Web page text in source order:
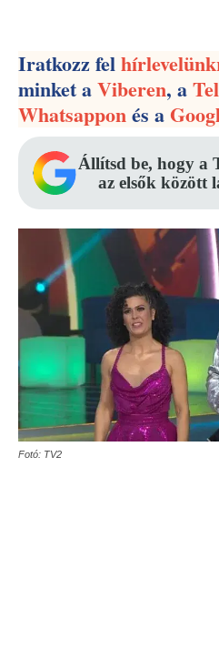
Iratkozz fel
minket aViberen, a
Whatsapponés a
Állítsd be, hogy a
az elsők között
Fotó: TV2